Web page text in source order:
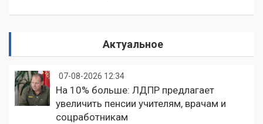
Актуальное
07-08-2026 12:34
На 10% больше: ЛДПР предлагает
увеличить пенсии учителям, врачам и
соцработникам